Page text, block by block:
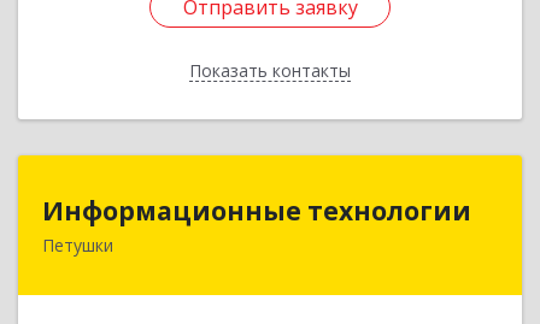
Отправить заявку
Показать контакты
Отправить заявку
Назад
Информационные технологии
Петушки
Информационные технологии